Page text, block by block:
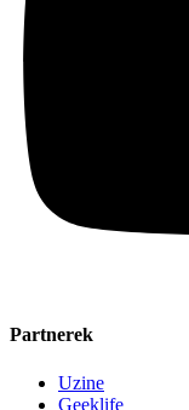
Partnerek
Uzine
Geeklife